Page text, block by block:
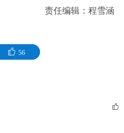
责任编辑：程雪涵
56